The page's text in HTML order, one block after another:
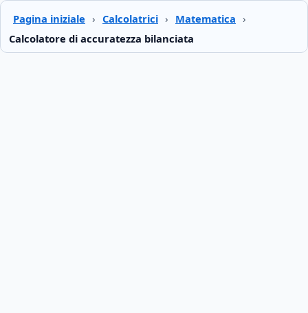
Pagina iniziale › Calcolatrici › Matematica ›
Calcolatore di accuratezza bilanciata